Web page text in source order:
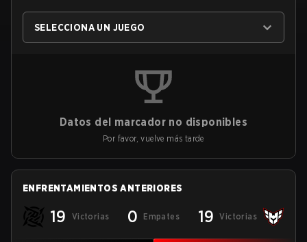
SELECCIONA UN JUEGO
Datos del marcador no disponibles
Por favor, vuelve más tarde
ENFRENTAMIENTOS ANTERIORES
19 Victorias 0 Empates 19 Victorias